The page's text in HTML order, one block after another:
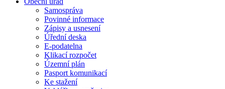
Samospráva
Povinné informace
Zápisy a usnesení
Úřední deska
E-podatelna
Klikací rozpočet
Územní plán
Pasport komunikací
Ke stažení